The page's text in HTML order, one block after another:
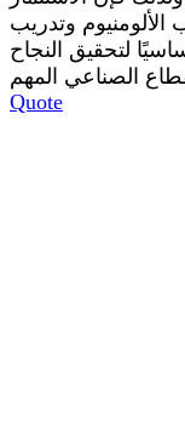
وتدريب
لتحقيق النجاح
Quote